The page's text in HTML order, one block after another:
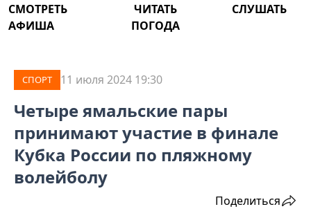
СМОТРЕТЬ ЧИТАТЬ
СЛУШАТЬ
АФИША
ПОГОДА
СПОРТ 11 июля 2024 19:30
Четыре ямальские пары
принимают участие в финале
Кубка России по пляжному
волейболу
Поделиться